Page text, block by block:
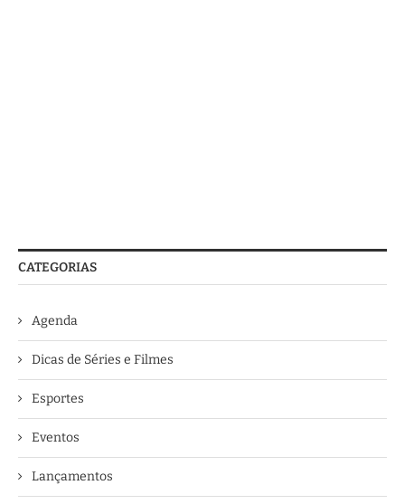
CATEGORIAS
Agenda
Dicas de Séries e Filmes
Esportes
Eventos
Lançamentos